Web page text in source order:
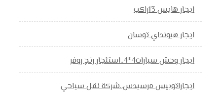
ايجار هايس 13راكب
ايجار هيونداي توسان
ايجار وحش سيارات4*4..استئجار رنج روفر
ايجاراتوبيس مرسيدس..شركة نقل سياحي